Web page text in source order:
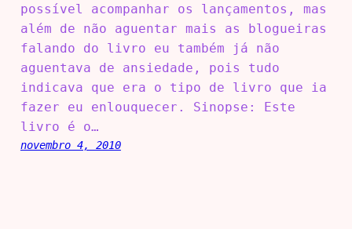
possível acompanhar os lançamentos, mas
além de não aguentar mais as blogueiras
falando do livro eu também já não
aguentava de ansiedade, pois tudo
indicava que era o tipo de livro que ia
fazer eu enlouquecer. Sinopse: Este
livro é o…
novembro 4, 2010